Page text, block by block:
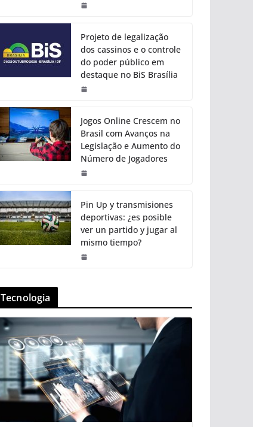
Projeto de legalização
dos cassinos e o controle
do poder público em
destaque no BiS Brasília
Jogos Online Crescem no
Brasil com Avanços na
Legislação e Aumento do
Número de Jogadores
Pin Up y transmisiones
deportivas: ¿es posible
ver un partido y jugar al
mismo tiempo?
Tecnologia